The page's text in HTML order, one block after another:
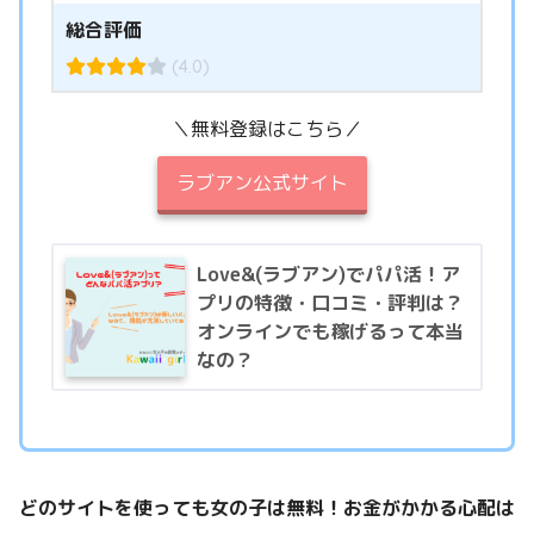
総合評価
(4.0)
＼無料登録はこちら／
ラブアン公式サイト
Love&(ラブアン)でパパ活！ア
プリの特徴・口コミ・評判は？
オンラインでも稼げるって本当
なの？
どのサイトを使っても女の子は無料！お金がかかる心配は